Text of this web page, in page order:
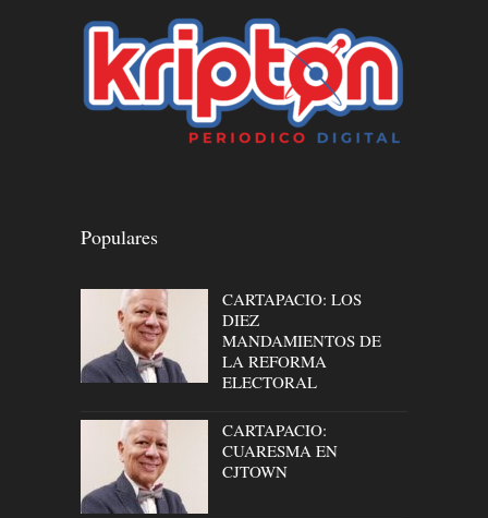
Populares
CARTAPACIO: LOS
DIEZ
MANDAMIENTOS DE
LA REFORMA
ELECTORAL
CARTAPACIO:
CUARESMA EN
CJTOWN